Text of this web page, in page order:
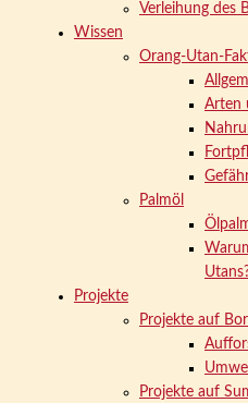
Verleihung des
Wissen
Orang-Utan-
Arten
Palmöl
Projekte
Projekte auf
Projekte auf